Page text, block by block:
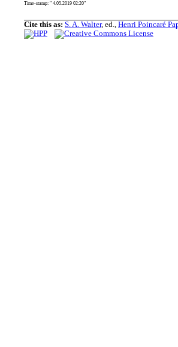
Time-stamp: " 4.05.2019 02:20"
Cite this as: S. A. Walter, ed., Henri Poincaré